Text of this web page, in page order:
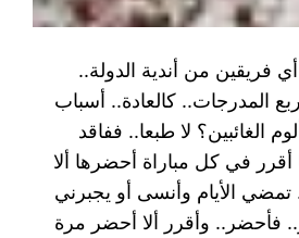
فريقين من أندية الدولة..
ربع المدرجات.. كالعادة.. أسباب
الغائبين؟ لا طبعا.. ففاقد
أقرر في كل مباراة أحضرها ألا
الأيام وأنسى أو يجبرني
فأحضر.. وأقرر ألا أحضر مرة